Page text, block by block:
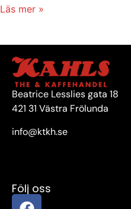
Läs mer »
Beatrice Lesslies gata 18
421 31 Västra Frölunda
info@ktkh.se
Följ oss